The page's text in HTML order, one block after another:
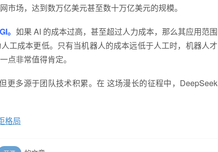
场，达到数万亿美元甚至数十万亿美元的规模。
。 如果 AI 的成本过高，甚至超过人力成本，那么其应用范围
工成本更低。只有当机器人的成本远低于人工时，机器人才
点非常值得肯定。
更多源于团队技术积累。在 这场漫长的征程中，DeepSeek
格局